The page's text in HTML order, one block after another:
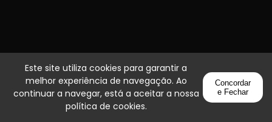
Este site utiliza cookies para garantir a
melhor experiência de navegação. Ao
continuar a navegar, está a aceitar a nossa
política de cookies.
Concordar
e Fechar